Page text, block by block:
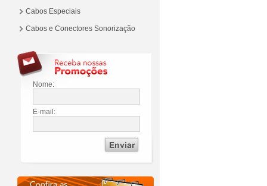
Cabos Especiais
Cabos e Conectores Sonorização
Nome:
E-mail: